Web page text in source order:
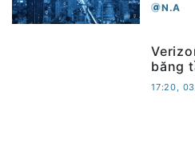
N.A
băng
17:20,